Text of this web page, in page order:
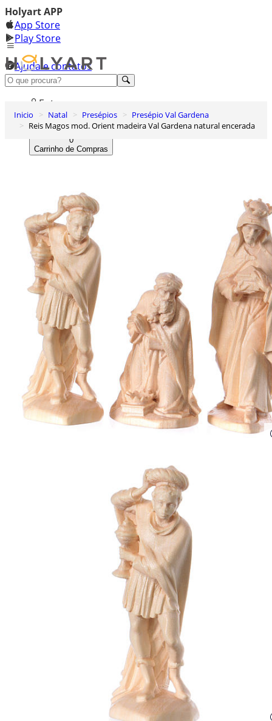
Holyart APP
App Store
Play Store
Ajuda e contatos
Conheça premium
Entrar
Lista de Desejos
0
Carrinho de Compras
Inicio Natal Presépios
Presépio Val Gardena
Reis Magos mod. Orient madeira Val Gardena natural encerada